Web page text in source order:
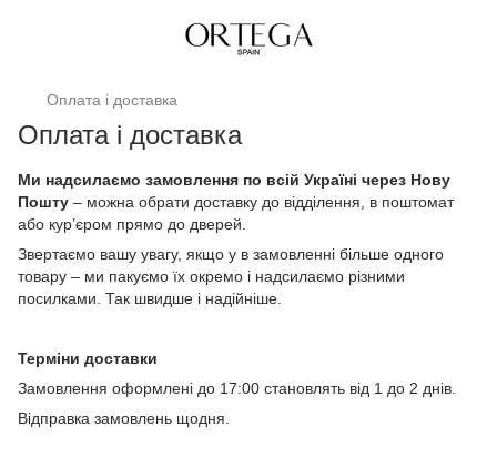
Оплата і доставка
Оплата і доставка
Ми надсилаємо замовлення по всій Україні через Нову
Пошту – можна обрати доставку до відділення, в поштомат
або кур’єром прямо до дверей.
Звертаємо вашу увагу, якщо у в замовленні більше одного
товару – ми пакуємо їх окремо і надсилаємо різними
посилками. Так швидше і надійніше.
Терміни доставки
Замовлення оформлені до 17:00 становлять від 1 до 2 днів.
Відправка замовлень щодня.